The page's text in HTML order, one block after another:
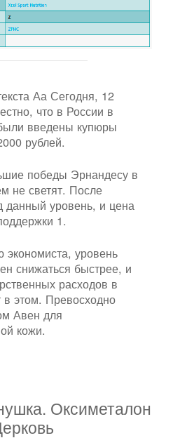
Аа Сегодня, 12
что в России в
введены купюры
рублей.
победы Эрнандесу в
не светят. После
данный уровень, и цена
1.
уровень
снижаться быстрее, и
расходов в
этом. Превосходно
Авен для
кожи.
Оксиметалон